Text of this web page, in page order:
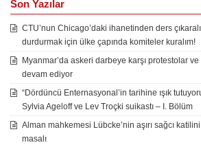
Son Yazılar
CTU’nun Chicago’daki ihanetinden ders
durdurmak için ülke çapında komiteler kuralım!
Myanmar’da askeri darbeye karşı protestolar
devam ediyor
“Dördüncü Enternasyonal’in tarihine ışık
Sylvia Ageloff ve Lev Troçki suikastı – I. Bölüm
Alman mahkemesi Lübcke’nin aşırı sağcı
masalı